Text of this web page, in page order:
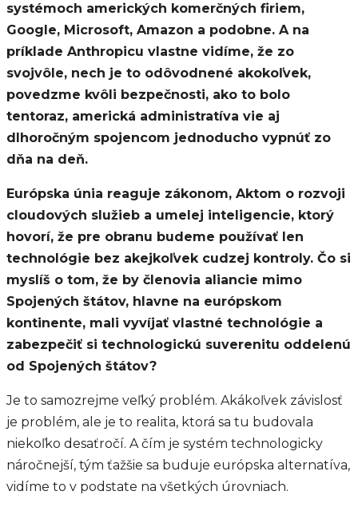
systémoch amerických komerčných firiem,
Google, Microsoft, Amazon a podobne. A na
príklade Anthropicu vlastne vidíme, že zo
svojvôle, nech je to odôvodnené akokoľvek,
povedzme kvôli bezpečnosti, ako to bolo
tentoraz, americká administratíva vie aj
dlhoročným spojencom jednoducho vypnúť zo
dňa na deň.
Európska únia reaguje zákonom, Aktom o rozvoji
cloudových služieb a umelej inteligencie, ktorý
hovorí, že pre obranu budeme používať len
technológie bez akejkoľvek cudzej kontroly. Čo si
myslíš o tom, že by členovia aliancie mimo
Spojených štátov, hlavne na európskom
kontinente, mali vyvíjať vlastné technológie a
zabezpečiť si technologickú suverenitu oddelenú
od Spojených štátov?
Je to samozrejme veľký problém. Akákoľvek závislosť
je problém, ale je to realita, ktorá sa tu budovala
niekoľko desaťročí. A čím je systém technologicky
náročnejší, tým ťažšie sa buduje európska alternatíva,
vidíme to v podstate na všetkých úrovniach.